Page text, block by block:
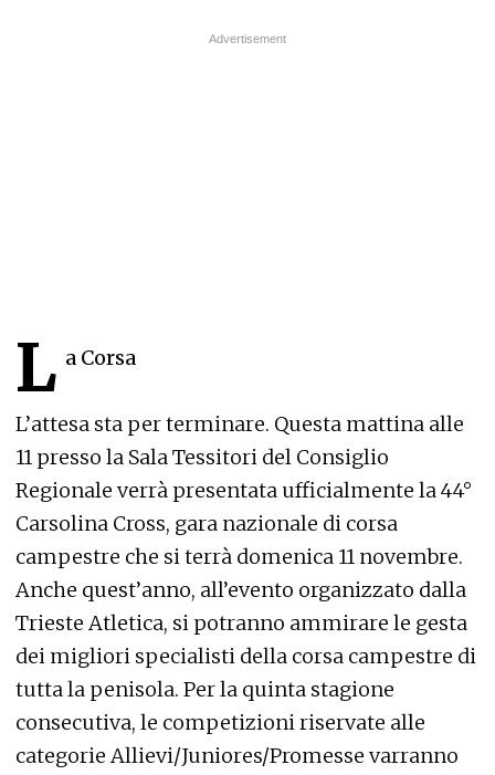
L a Corsa
L’attesa sta per terminare. Questa mattina alle
11 presso la Sala Tessitori del Consiglio
Regionale verrà presentata ufficialmente la 44°
Carsolina Cross, gara nazionale di corsa
campestre che si terrà domenica 11 novembre.
Anche quest’anno, all’evento organizzato dalla
Trieste Atletica, si potranno ammirare le gesta
dei migliori specialisti della corsa campestre di
tutta la penisola. Per la quinta stagione
consecutiva, le competizioni riservate alle
categorie Allievi/Juniores/Promesse varranno